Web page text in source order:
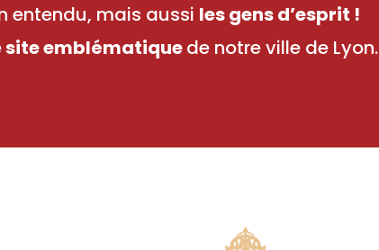
entendu, mais aussi les gens d’esprit !
site emblématiquede notre ville de Lyon.